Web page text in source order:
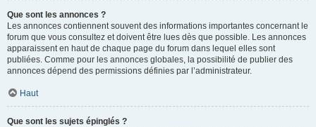
Que sont les annonces ?
Les annonces contiennent souvent des informations importantes concernant le
forum que vous consultez et doivent être lues dès que possible. Les annonces
apparaissent en haut de chaque page du forum dans lequel elles sont
publiées. Comme pour les annonces globales, la possibilité de publier des
annonces dépend des permissions définies par l’administrateur.
Haut
Que sont les sujets épinglés ?